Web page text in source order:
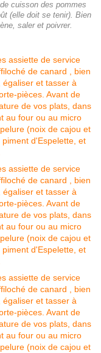
cuisson des pommes
(elle doit se tenir). Bien
saler et poivrer.